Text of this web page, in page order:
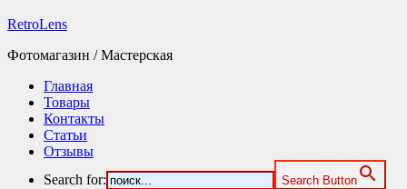
RetroLens
Фотомагазин / Мастерская
Главная
Товары
Контакты
Статьи
Отзывы
Search for:
Search Button